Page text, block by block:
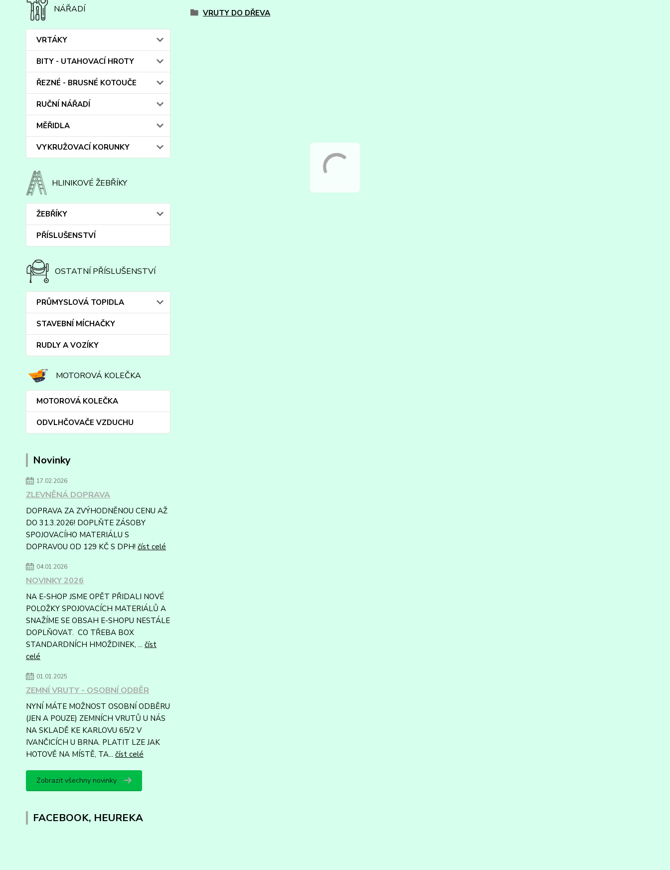
NÁŘADÍ
VRTÁKY
BITY - UTAHOVACÍ HROTY
ŘEZNÉ - BRUSNÉ KOTOUČE
RUČNÍ NÁŘADÍ
MĚŘIDLA
VYKRUŽOVACÍ KORUNKY
HLINIKOVÉ ŽEBŘÍKY
ŽEBŘÍKY
PŘÍSLUŠENSTVÍ
OSTATNÍ PŘÍSLUŠENSTVÍ
PRŮMYSLOVÁ TOPIDLA
STAVEBNÍ MÍCHAČKY
RUDLY A VOZÍKY
MOTOROVÁ KOLEČKA
MOTOROVÁ KOLEČKA
ODVLHČOVAČE VZDUCHU
Novinky
17.02.2026
ZLEVNĚNÁ DOPRAVA
DOPRAVA ZA ZVÝHODNĚNOU CENU AŽ
DO 31.3.2026! DOPLŇTE ZÁSOBY
SPOJOVACÍHO MATERIÁLU S
DOPRAVOU OD 129 KČ S DPH! číst celé
04.01.2026
NOVINKY 2026
NA E-SHOP JSME OPĚT PŘIDALI NOVÉ
POLOŽKY SPOJOVACÍCH MATERIÁLŮ A
SNAŽÍME SE OBSAH E-SHOPU NESTÁLE
DOPLŇOVAT. CO TŘEBA BOX
STANDARDNÍCH HMOŽDINEK, ... číst
celé
01.01.2025
ZEMNÍ VRUTY - OSOBNÍ ODBĚR
NYNÍ MÁTE MOŽNOST OSOBNÍ ODBĚRU
(JEN A POUZE) ZEMNÍCH VRUTŮ U NÁS
NA SKLADĚ KE KARLOVU 65/2 V
IVANČICÍCH U BRNA. PLATIT LZE JAK
HOTOVĚ NA MÍSTĚ, TA... číst celé
Zobrazit všechny novinky
FACEBOOK, HEUREKA
VRUTY DO DŘEVA